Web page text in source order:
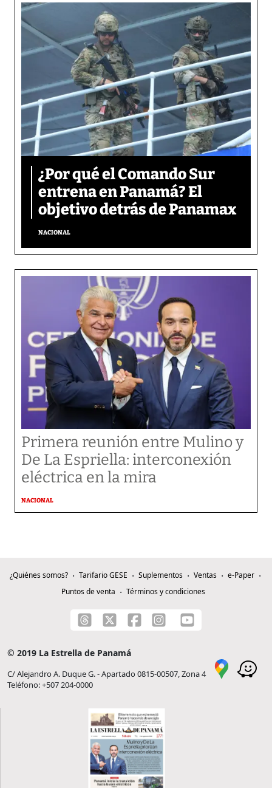
¿Por qué el Comando Sur
entrena en Panamá? El
objetivo detrás de Panamax
NACIONAL
Primera reunión entre Mulino y
De La Espriella: interconexión
eléctrica en la mira
NACIONAL
¿Quiénes somos? Tarifario GESE Suplementos Ventas
e-Paper
Puntos de venta
Términos y condiciones
© 2019 La Estrella de Panamá
C/ Alejandro A. Duque G. - Apartado 0815-00507, Zona 4
Teléfono: +507 204-0000